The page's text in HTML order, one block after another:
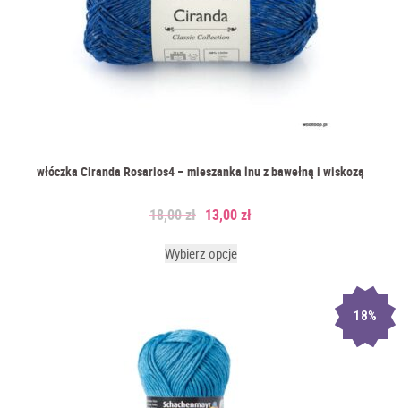
włóczka Ciranda Rosarios4 – mieszanka lnu z bawełną i wiskozą
18,00zł 13,00zł
Wybierz opcje
18%